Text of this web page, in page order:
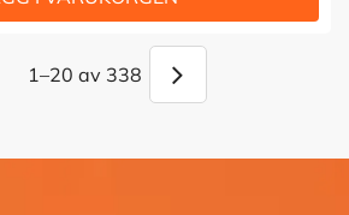
1–20 av 338